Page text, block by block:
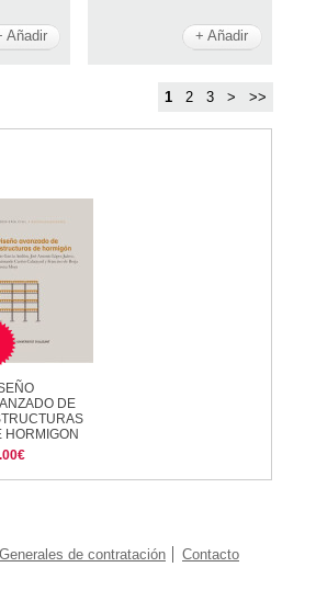
Añadir + Añadir
1 2 3 > >>
DE
HORMIGON
de contratación Contacto